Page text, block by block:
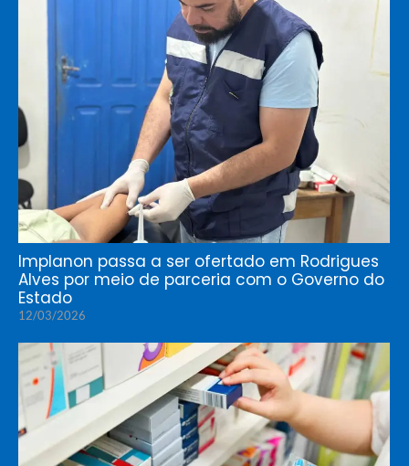
Implanon passa a ser ofertado em Rodrigues
Alves por meio de parceria com o Governo do
Estado
12/03/2026